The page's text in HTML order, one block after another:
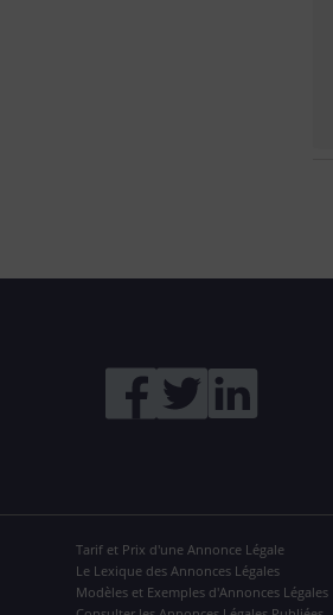
Tarif et Prix d'une Annonce Légale
Le Lexique des Annonces Légales
Modèles et Exemples d'Annonces Légales